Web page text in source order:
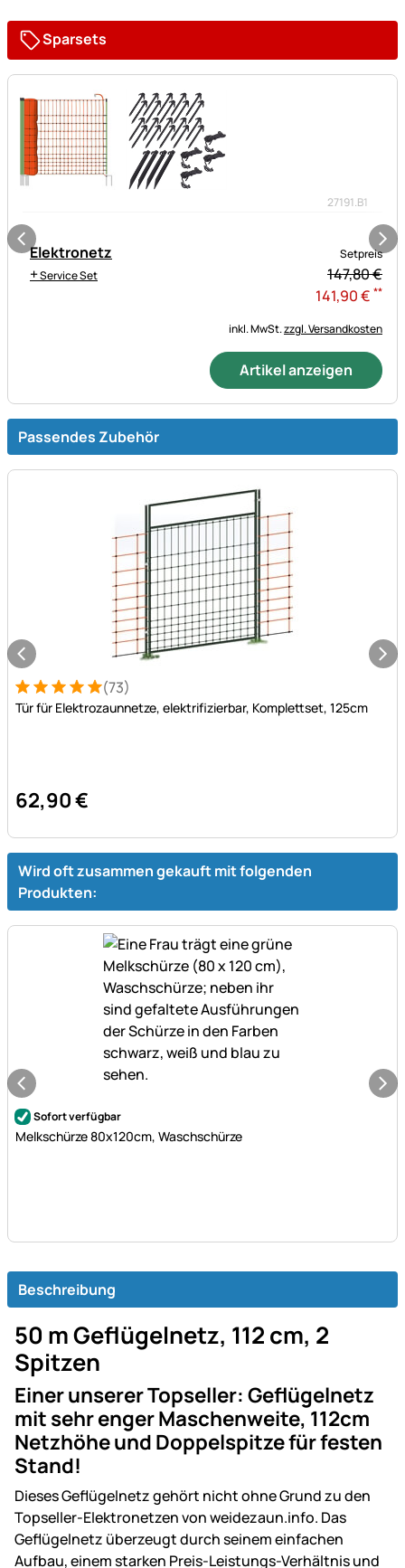
Sparsets
27191.B1
Elektronetz
+Service Set
Setpreis
147,80€
141,90€ **
inkl. MwSt.zzgl. Versandkosten
Artikel anzeigen
Passendes Zubehör
Bewertung: 5 von 5 (73 Bewertungen)
73 Bewertungen
(73)
Tür für Elektrozaunnetze, elektrifizierbar, Komplettset, 125cm
62,90€
Wird oft zusammen gekauft mit folgenden
Produkten:
Noch keine Bewertungen abgegeben
Sofort verfügbar
Melkschürze 80x120cm, Waschschürze
Beschreibung
50 m Geflügelnetz, 112 cm, 2
Spitzen
Einer unserer Topseller: Geflügelnetz
mit sehr enger Maschenweite, 112cm
Netzhöhe und Doppelspitze für festen
Stand!
Dieses Geflügelnetz gehört nicht ohne Grund zu den
Topseller-Elektronetzen von weidezaun.info. Das
Geflügelnetz überzeugt durch seinem einfachen
Aufbau, einem starken Preis-Leistungs-Verhältnis und